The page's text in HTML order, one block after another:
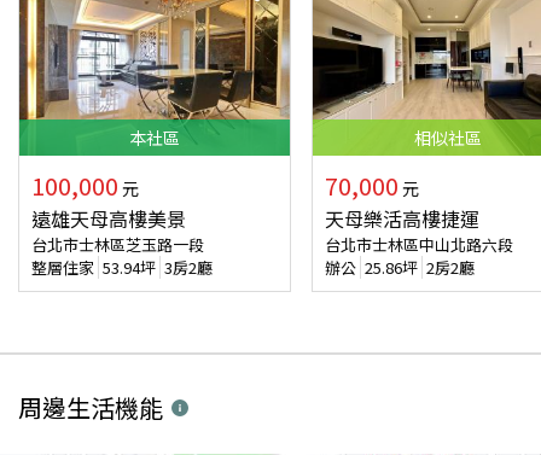
本社區
100,000 元
遠雄天母高樓美景
台北市士林區芝玉路一段
整層住家 53.94坪 3房2廳
相似社區
70,000 元
天母樂活高樓捷運
台北市士林區中山北路六段
辦公 25.86坪 2房2廳
周邊生活機能